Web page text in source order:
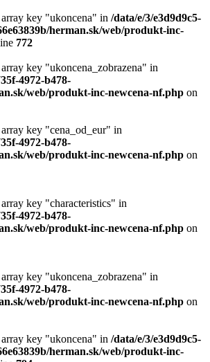
key "ukoncena" in /data/e/3/e3d9d9c5-
herman.sk/web/produkt-inc-
772
key "ukoncena_zobrazena" in
4972-b478-
web/produkt-inc-newcena-nf.php on
key "cena_od_eur" in
4972-b478-
web/produkt-inc-newcena-nf.php on
key "characteristics" in
4972-b478-
web/produkt-inc-newcena-nf.php on
key "ukoncena_zobrazena" in
4972-b478-
web/produkt-inc-newcena-nf.php on
key "ukoncena" in /data/e/3/e3d9d9c5-
herman.sk/web/produkt-inc-